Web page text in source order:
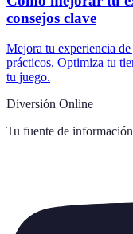
consejos clave
Mejora tu experiencia
prácticos. Optimiza tu
tu juego.
Diversión Online
Tu fuente de